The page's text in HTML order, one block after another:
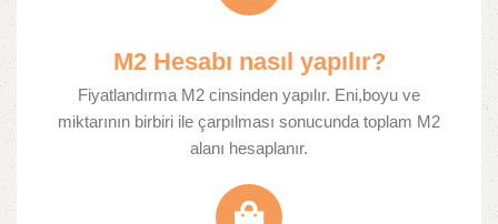
M2 Hesabı nasıl yapılır?
Fiyatlandırma M2 cinsinden yapılır. Eni,boyu ve
miktarının birbiri ile çarpılması sonucunda toplam M2
alanı hesaplanır.​